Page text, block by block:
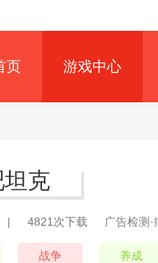
页 游戏中心
克
| 4821次下载 广告检测
战争 养成